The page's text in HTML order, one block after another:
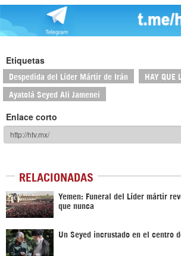
Etiquetas
Despedida del Líder Mártir de Irán HAY QUE
Ayatolá Seyed Ali Jamenei
Enlace corto
RELACIONADAS
Yemen: Funeral del Líder mártir
que nunca
Un Seyed incrustado en el centro